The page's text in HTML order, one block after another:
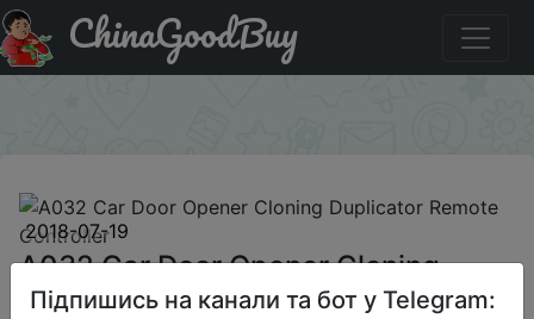
Придбати по акціи A032 Car Door Opener Cloning
Duplicator Remote Controller
ChinaGoodBuy
2018-07-19
A032 Car Door Opener Cloning
Duplicator Remote Controller
Підпишись на канали та бот у Telegram: